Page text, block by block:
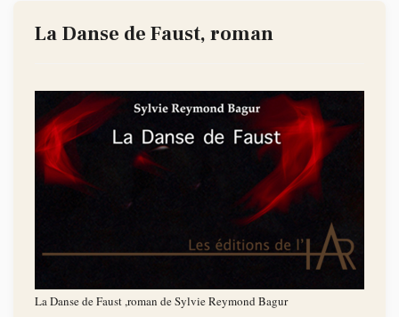
La Danse de Faust, roman
La Danse de Faust ,roman de Sylvie Reymond Bagur